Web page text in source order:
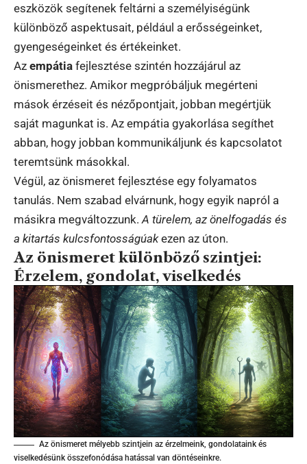
eszközök segítenek feltárni a személyiségünk
különböző aspektusait, például a erősségeinket,
gyengeségeinket és értékeinket.
Az empátia fejlesztése szintén hozzájárul az
önismerethez. Amikor megpróbáljuk megérteni
mások érzéseit és nézőpontjait, jobban megértjük
saját magunkat is. Az empátia gyakorlása segíthet
abban, hogy jobban kommunikáljunk és kapcsolatot
teremtsünk másokkal.
Végül, az önismeret fejlesztése egy folyamatos
tanulás. Nem szabad elvárnunk, hogy egyik napról a
másikra megváltozzunk. A türelem, az önelfogadás és
a kitartás kulcsfontosságúakezen az úton.
Az önismeret különböző szintjei:
Érzelem, gondolat, viselkedés
Az önismeret mélyebb szintjein az érzelmeink, gondolataink és
viselkedésünk összefonódása hatással van döntéseinkre.